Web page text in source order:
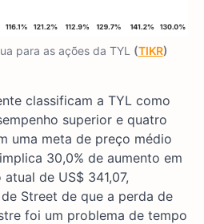
para as ações da TYL (TIKR)
classificam a TYL como
superior e quatro
uma meta de preço médio
30,0% de aumento em
de US$ 341,07,
Street de que a perda de
foi um problema de tempo